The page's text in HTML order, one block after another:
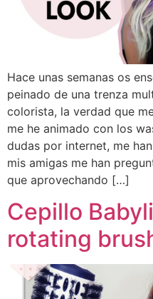
Hace unas semanas os
peinado de una trenza
colorista, la verdad que
me he animado con los
dudas por internet, me
mis amigas me han
que aprovechando […]
Cepillo
rotating